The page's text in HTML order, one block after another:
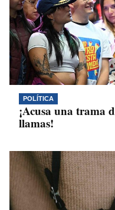
POLÍTICA
¡Acusa una trama
llamas!